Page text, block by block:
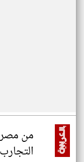
من مصر